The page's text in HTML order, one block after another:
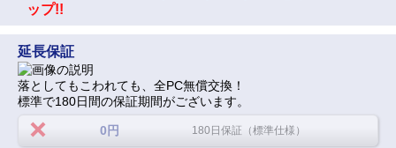
ップ!!
延長保証
落としてもこわれても、全PC無償交換！
標準で180日間の保証期間がございます。
0円 180日保証（標準仕様）